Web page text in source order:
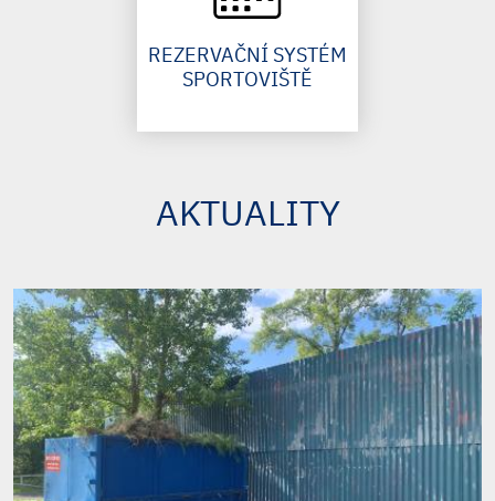
REZERVAČNÍ SYSTÉM
SPORTOVIŠTĚ
AKTUALITY